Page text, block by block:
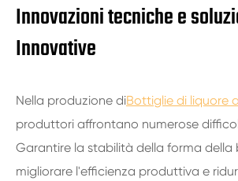
Innovazioni tecniche e
Innovative
Nella produzione diBottiglie di liquore
produttori affrontano numerose
Garantire la stabilità della forma della
migliorare l'efficienza produttiva e